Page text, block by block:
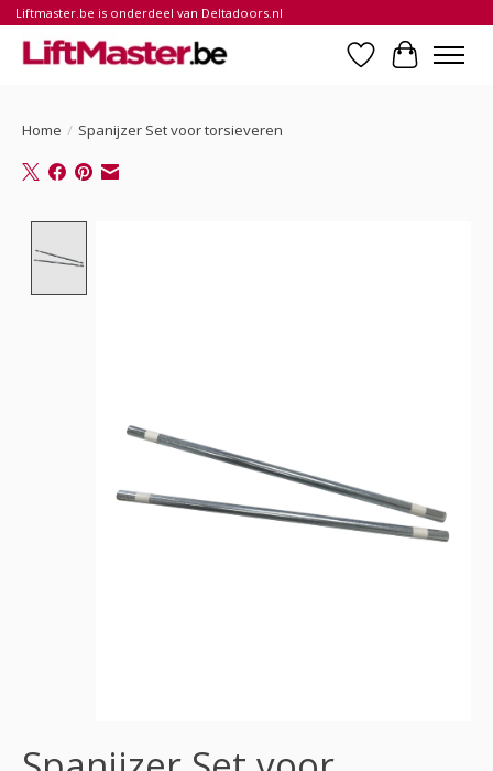
Liftmaster.be is onderdeel van Deltadoors.nl
Verlanglijst
Home / Spanijzer Set voor torsieveren